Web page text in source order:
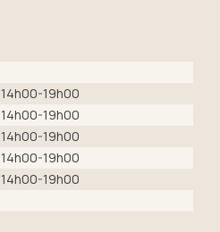
14h00-19h00
14h00-19h00
14h00-19h00
14h00-19h00
14h00-19h00